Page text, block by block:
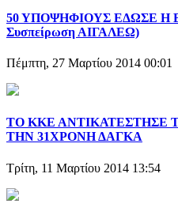
50 ΥΠΟΨΗΦΙΟΥΣ ΕΔΩΣΕ Η
Συσπείρωση ΑΙΓΑΛΕΩ)
Πέμπτη, 27 Μαρτίου 2014 00:01
ΤΟ ΚΚΕ ΑΝΤΙΚΑΤΕΣΤΗΣΕ
ΤΗΝ 31ΧΡΟΝΗ ΔΑΓΚΑ
Τρίτη, 11 Μαρτίου 2014 13:54